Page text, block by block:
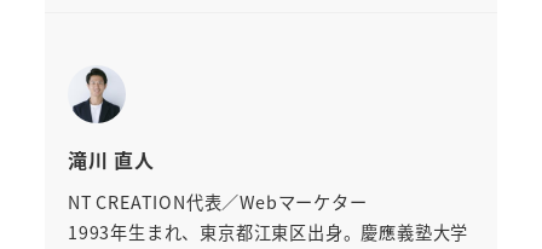
滝川 直人
NT CREATION代表／Webマーケター
1993年生まれ、東京都江東区出身。慶應義塾大学